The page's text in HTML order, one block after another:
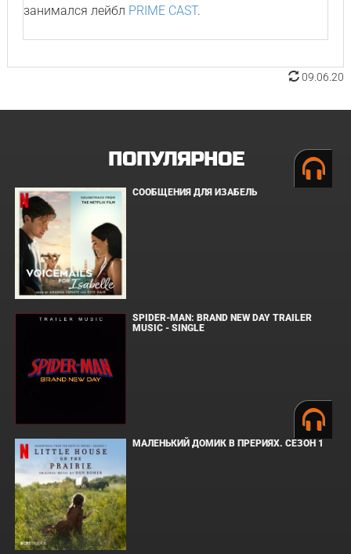
занимался лейбл PRIME CAST.
09.06.20
ПОПУЛЯРНОЕ
СООБЩЕНИЯ ДЛЯ ИЗАБЕЛЬ
SPIDER-MAN: BRAND NEW DAY TRAILER
MUSIC - SINGLE
МАЛЕНЬКИЙ ДОМИК В ПРЕРИЯХ. СЕЗОН 1